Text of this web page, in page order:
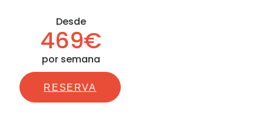
Desde
469€
por semana
RESERVA